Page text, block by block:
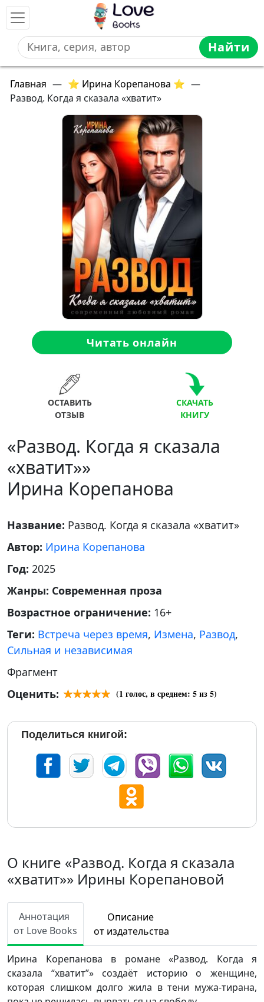
Найти
Главная — ⭐ Ирина Корепанова ⭐ —
Развод. Когда я сказала «хватит»
Читать онлайн
ОСТАВИТЬ
ОТЗЫВ
СКАЧАТЬ
КНИГУ
«Развод. Когда я сказала
«хватит»»
Ирина Корепанова
Название: Развод. Когда я сказала «хватит»
Автор: Ирина Корепанова
Год: 2025
Жанры: Современная проза
Возрастное ограничение: 16+
Теги: Встреча через время, Измена, Развод,
Сильная и независимая
Фрагмент
Оценить:
(1 голос, в среднем: 5из 5)
Поделиться книгой:
О книге «Развод. Когда я сказала
«хватит»» Ирины Корепановой
Аннотация
от Love Books
Описание
от издательства
Ирина Корепанова в романе «Развод. Когда я
сказала “хватит”» создаёт историю о женщине,
которая слишком долго жила в тени мужа-тирана,